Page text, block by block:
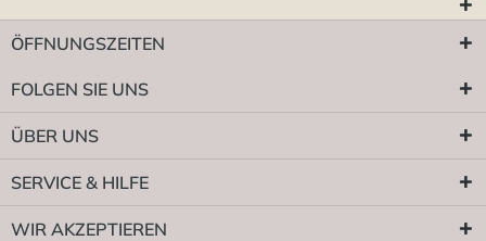
ÖFFNUNGSZEITEN
FOLGEN SIE UNS
ÜBER UNS
SERVICE & HILFE
WIR AKZEPTIEREN